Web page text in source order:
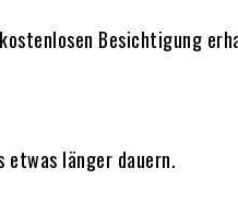
Besichtigung
etwas länger dauern.